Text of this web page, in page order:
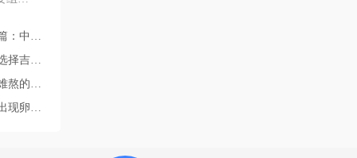
。然
定差
斯坦
整路径解析
四个核心答案
哪些？
不良？